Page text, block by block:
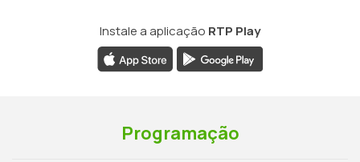
Instale a aplicação RTP Play
Programação